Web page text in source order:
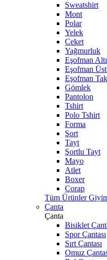
Sweatshirt
Mont
Polar
Yelek
Ceket
Yağmurluk
Eşofman Altı
Eşofman
Eşofman
Gömlek
Pantolon
Tshirt
Polo Tshirt
Forma
Şort
Tayt
Şortlu Tayt
Mayo
Atlet
Boxer
Çorap
Tüm Ürünler
Çanta
Çanta
Bisiklet
Spor Çantası
Sırt Çantası
Omuz